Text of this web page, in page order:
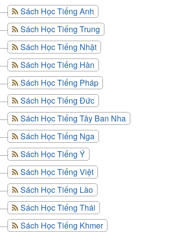
Sách Học Tiếng Anh
Sách Học Tiếng Trung
Sách Học Tiếng Nhật
Sách Học Tiếng Hàn
Sách Học Tiếng Pháp
Sách Học Tiếng Đức
Sách Học Tiếng Tây Ban Nha
Sách Học Tiếng Nga
Sách Học Tiếng Ý
Sách Học Tiếng Việt
Sách Học Tiếng Lào
Sách Học Tiếng Thái
Sách Học Tiếng Khmer